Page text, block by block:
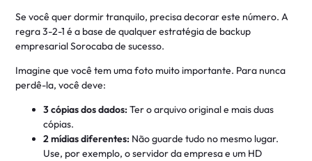
Se você quer dormir tranquilo, precisa decorar este número. A
regra 3-2-1 é a base de qualquer estratégia de backup
empresarial Sorocaba de sucesso.
Imagine que você tem uma foto muito importante. Para nunca
perdê-la, você deve:
3 cópias dos dados: Ter o arquivo original e mais duas
cópias.
2 mídias diferentes: Não guarde tudo no mesmo lugar.
Use, por exemplo, o servidor da empresa e um HD